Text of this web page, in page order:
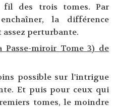
fil des trois tomes. Par
la différence
assez perturbante.
Passe-miroir Tome 3) de
possible sur l'intrigue
Et puis pour ceux qui
tomes, le moindre